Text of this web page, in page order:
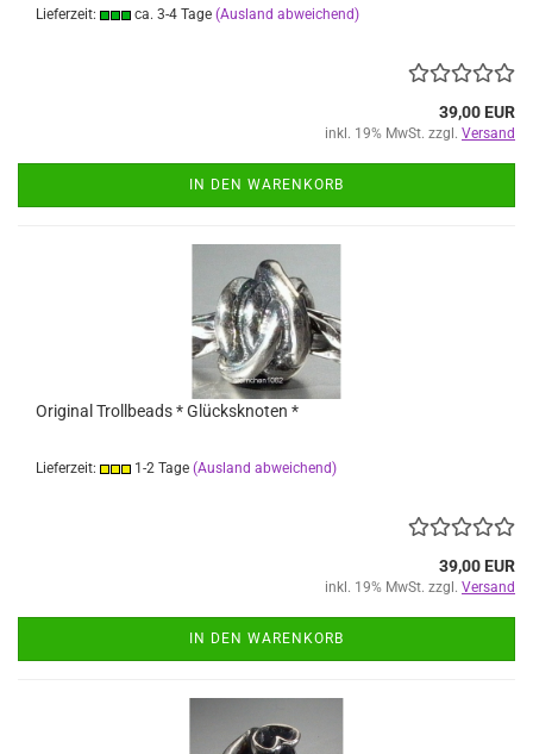
Lieferzeit: ca. 3-4 Tage (Ausland abweichend)
39,00 EUR
inkl. 19% MwSt. zzgl. Versand
IN DEN WARENKORB
Original Trollbeads * Glücksknoten *
Lieferzeit: 1-2 Tage (Ausland abweichend)
39,00 EUR
inkl. 19% MwSt. zzgl. Versand
IN DEN WARENKORB